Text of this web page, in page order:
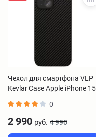
Чехол для смартфона VLP
Kevlar Case Apple iPhone 15
0
2 990 руб. 4 990